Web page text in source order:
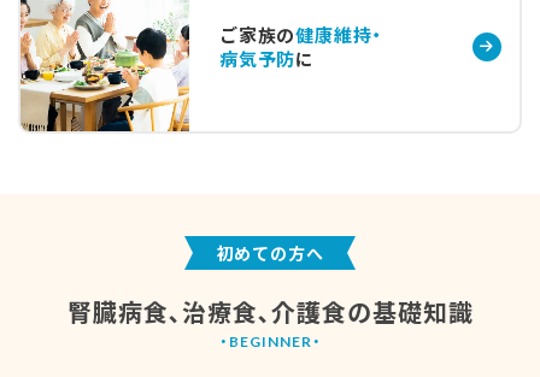
ご家族の健康維持・
病気予防に
初めての方へ
腎臓病食､治療食､介護食の基礎知識